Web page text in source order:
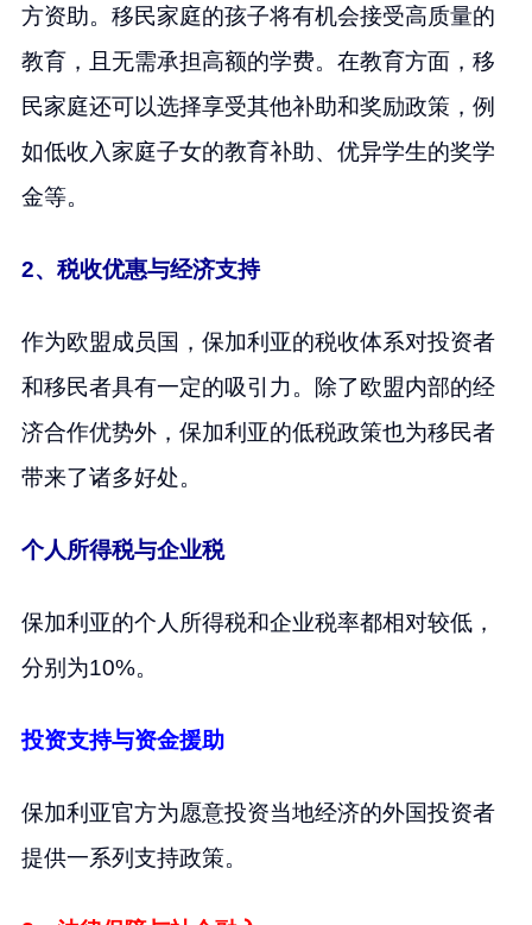
方资助。移民家庭的孩子将有机会接受高质量的
教育，且无需承担高额的学费。在教育方面，移
民家庭还可以选择享受其他补助和奖励政策，例
如低收入家庭子女的教育补助、优异学生的奖学
金等。
2、税收优惠与经济支持
作为欧盟成员国，保加利亚的税收体系对投资者
和移民者具有一定的吸引力。除了欧盟内部的经
济合作优势外，保加利亚的低税政策也为移民者
带来了诸多好处。
个人所得税与企业税
保加利亚的个人所得税和企业税率都相对较低，
分别为10%。
投资支持与资金援助
保加利亚官方为愿意投资当地经济的外国投资者
提供一系列支持政策。